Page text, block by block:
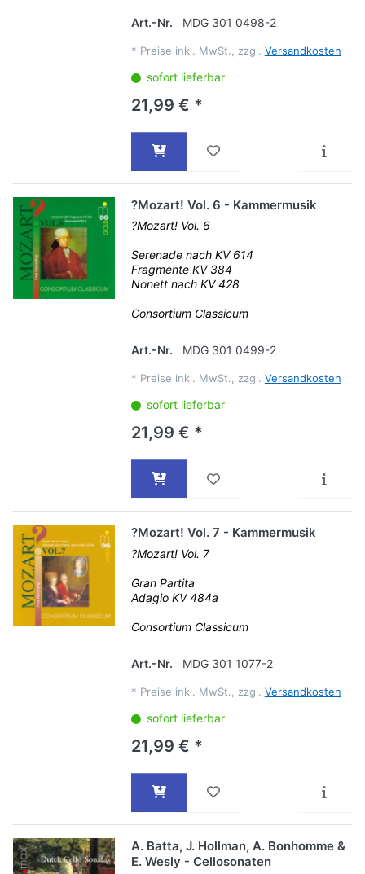
Art.-Nr. MDG 301 0498-2
* Preise inkl. MwSt., zzgl. Versandkosten
sofort lieferbar
21,99 € *
?Mozart! Vol. 6 - Kammermusik
?Mozart! Vol. 6
Serenade nach KV 614
Fragmente KV 384
Nonett nach KV 428
Consortium Classicum
Art.-Nr. MDG 301 0499-2
* Preise inkl. MwSt., zzgl. Versandkosten
sofort lieferbar
21,99 € *
?Mozart! Vol. 7 - Kammermusik
?Mozart! Vol. 7
Gran Partita
Adagio KV 484a
Consortium Classicum
Art.-Nr. MDG 301 1077-2
* Preise inkl. MwSt., zzgl. Versandkosten
sofort lieferbar
21,99 € *
A. Batta, J. Hollman, A. Bonhomme &
E. Wesly - Cellosonaten